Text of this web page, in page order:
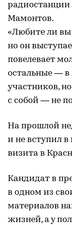
Мамонтов.
«Любите ли
но он
повелевает
остальные —
участников,
с собой — не
На прошлой
и не вступил
визита в
Кандидат в
в одном из
материалов
жизней, а у